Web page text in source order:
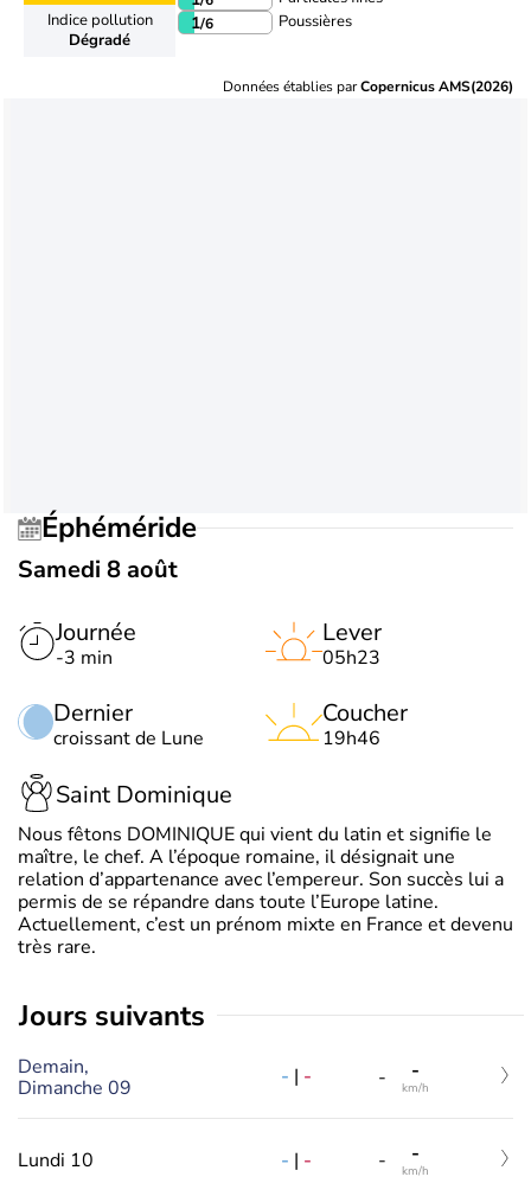
Indice pollution
Dégradé
1/6 Poussières
Données établies parCopernicus AMS(2026)
Éphéméride
Samedi 8 août
Journée
-3 min
Dernier
croissant de Lune
Lever
05h23
Coucher
19h46
Saint Dominique
Nous fêtons DOMINIQUE qui vient du latin et signifie le
maître, le chef. A l’époque romaine, il désignait une
relation d’appartenance avec l’empereur. Son succès lui a
permis de se répandre dans toute l’Europe latine.
Actuellement, c’est un prénom mixte en France et devenu
très rare.
jours suivants
Demain,
Dimanche 09
- | - - -
km/h
Lundi 10 - | - - -
km/h